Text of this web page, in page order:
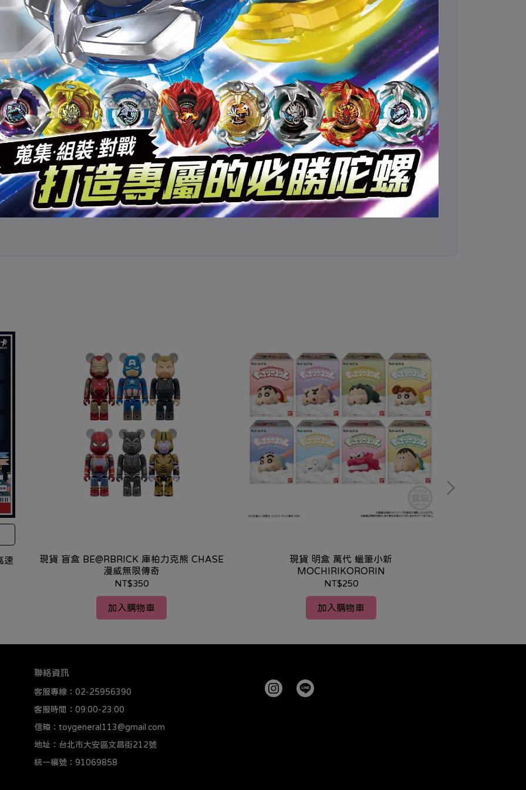
別通知。
結單日。
理：
順序出貨。
現貨 盲盒 BE@RBRICK 庫柏力克熊 CHASE
漫威無限傳奇
NT$350
加入購物車
現貨 明盒 萬代 蠟筆小新
MOCHIRIKORORIN
NT$250
加入購物車
聯絡資訊
客服專線：02-25956390
客服時間：09:00-23:00
信箱：toygeneral113@gmail.com
地址：台北市大安區文昌街212號
統一編號：91069858